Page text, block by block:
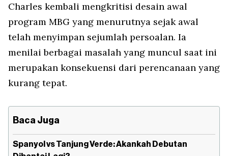
Charles kembali mengkritisi desain awal
program MBG yang menurutnya sejak awal
telah menyimpan sejumlah persoalan. Ia
menilai berbagai masalah yang muncul saat ini
merupakan konsekuensi dari perencanaan yang
kurang tepat.
Baca Juga
Spanyol vs Tanjung Verde: Akankah Debutan